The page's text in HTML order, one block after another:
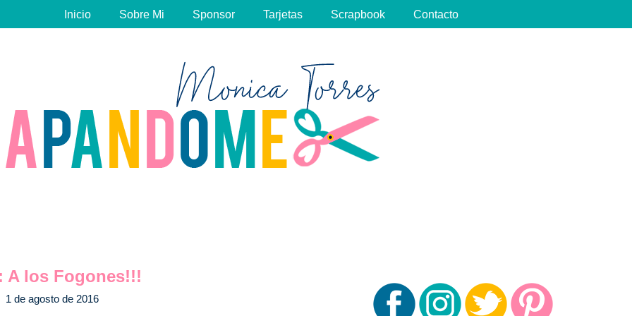
Inicio Sobre Mi Sponsor Tarjetas Scrapbook Contacto
A los Fogones!!!
1 de agosto de 2016